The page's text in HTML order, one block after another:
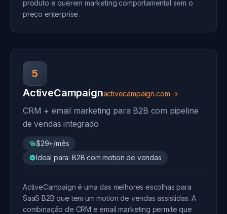
produto e querem marketing comportamental sem o
preço enterprise.
5
ActiveCampaignactivecampaign.com →
CRM + email marketing para B2B com pipeline
de vendas integrado
$29+/mês
Ideal para: B2B com motion de vendas
ActiveCampaign é uma das melhores escolhas para
SaaS B2B que tem um motion de vendas assistidas. A
combinação de CRM e email marketing permite que